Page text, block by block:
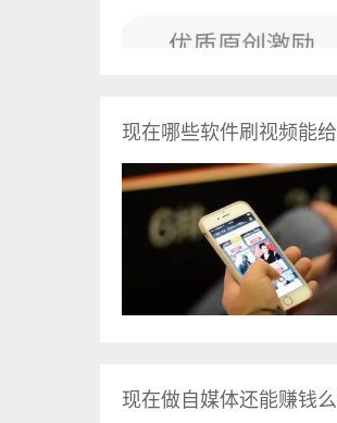
现在哪些软件刷视频能
现在做自媒体还能赚钱